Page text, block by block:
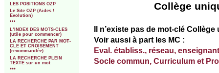
LES POSITIONS OZP
Le Site OZP (Aides /
Evolution)
***
L’INDEX DES MOTS-CLES
(utile pour commencer)
LA RECHERCHE PAR MOT-
CLE ET CROISEMENT
(recommandée)
LA RECHERCHE PLEIN
TEXTE sur un mot
***
Collège
Il n’existe pas de mot-clé
Voir aussi à part les MC :
Eval. établiss., réseau,
Socle commun, Curriculum et